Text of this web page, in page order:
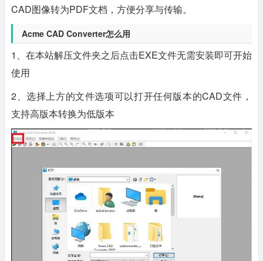
CAD图像转为PDF文档，方便分享与传输。
Acme CAD Converter怎么用
1、在本站解压文件夹之后点击EXE文件无需安装即可开始
使用
2、选择上方的文件选项可以打开任何版本的CAD文件，
支持高版本转换为低版本